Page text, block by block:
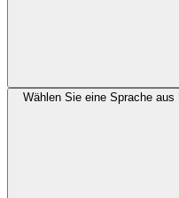
Wählen Sie eine Sprache aus